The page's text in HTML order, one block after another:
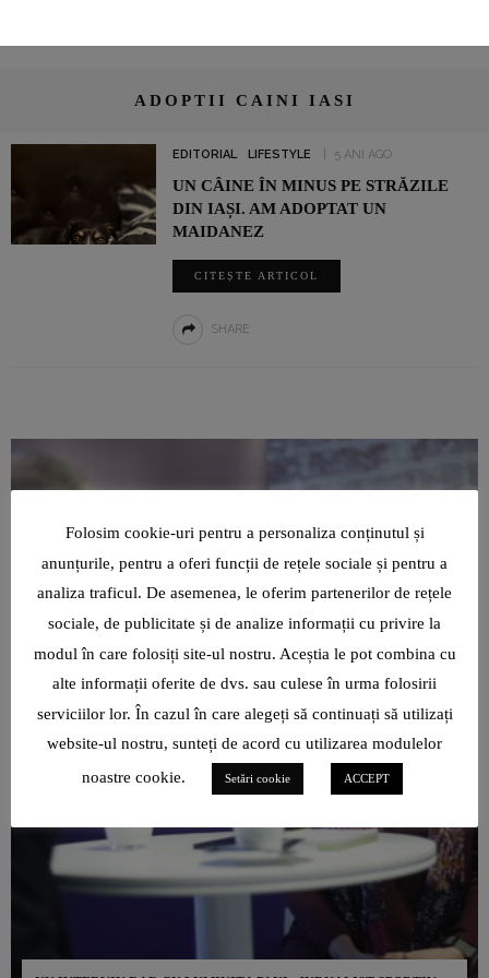
ADOPTII CAINI IASI
EDITORIAL LIFESTYLE 5 ANI AGO
UN CÂINE ÎN MINUS PE STRĂZILE
DIN IAȘI. AM ADOPTAT UN
MAIDANEZ
CITEȘTE ARTICOL
SHARE
Folosim cookie-uri pentru a personaliza conținutul și
anunțurile, pentru a oferi funcții de rețele sociale și pentru a
analiza traficul. De asemenea, le oferim partenerilor de rețele
sociale, de publicitate și de analize informații cu privire la
modul în care folosiți site-ul nostru. Aceștia le pot combina cu
alte informații oferite de dvs. sau culese în urma folosirii
serviciilor lor. În cazul în care alegeți să continuați să utilizați
website-ul nostru, sunteți de acord cu utilizarea modulelor
noastre cookie.
Setări cookie ACCEPT